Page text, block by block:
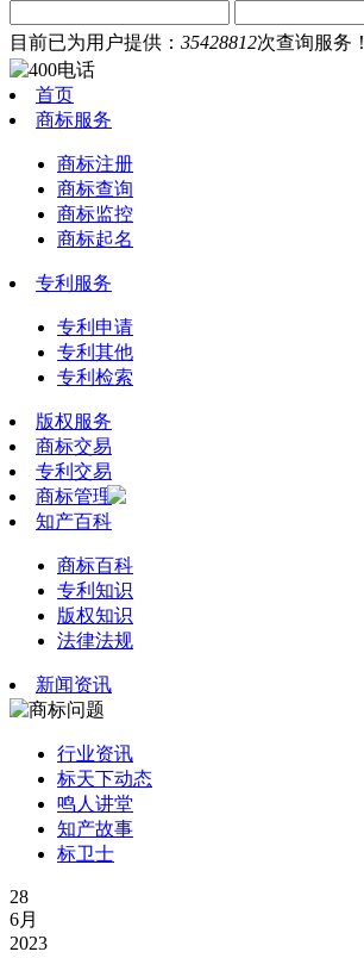
目前已为用户提供： 35428812次查询服务！
首页
商标服务
商标注册
商标查询
商标监控
商标起名
专利服务
专利申请
专利其他
专利检索
版权服务
商标交易
专利交易
商标管理
知产百科
商标百科
专利知识
版权知识
法律法规
新闻资讯
行业资讯
标天下动态
鸣人讲堂
知产故事
标卫士
28
6月
2023